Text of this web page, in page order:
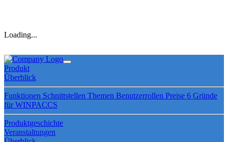
Loading...
Produkt
Überblick
Funktionen Schnittstellen Themen Benutzerrollen Preise 6 Gründe
für WINPACCS
Produktgeschichte
Veranstaltungen